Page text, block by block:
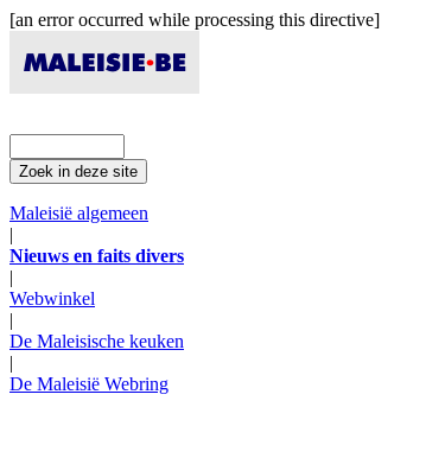
[an error occurred while processing this directive]
Maleisië algemeen
|
Nieuws en faits divers
|
Webwinkel
|
De Maleisische keuken
|
De Maleisië Webring